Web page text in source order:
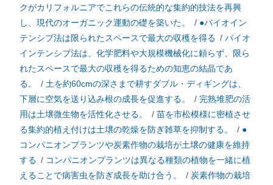
クがカリフォルニアでこれらの伝統的な集約的技法を再興
し、現代のオーガニック運動の礎を築いた。
/ ●バイオイン
テンシブ法は限られたスペースで最大の収穫を得る / バイオ
インテンシブ法は、化学肥料や大規模機械化に頼らず、限ら
れたスペースで最大の収穫を得るための知恵の結晶であ
る。
/ 土を約60cmの深さまで耕すダブル・ディギングは、
下層に空気を送り込み根の成長を促進する。
/ 完熟堆肥の活
用は土壌微生物を活性化させる。
/ 苗を市松模様に密植させ
る集約的植え付けは土壌の乾燥を防ぎ雑草を抑制する。
/ ●
コンパニオンプランツや炭素作物の栽培が土壌の健康を維持
する / コンパニオンプランツは異なる種類の植物を一緒に植
えることで病害虫を防ぎ成長を助け合う。
/ 炭素作物の栽培